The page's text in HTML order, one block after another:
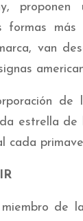
formas
van
estrella de
cada
de